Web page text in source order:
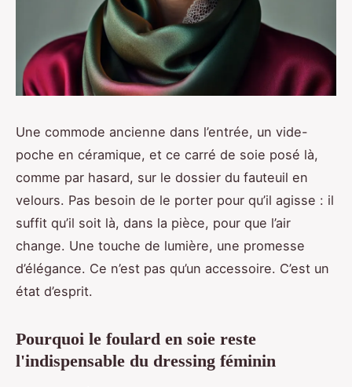
Une commode ancienne dans l’entrée, un vide-
poche en céramique, et ce carré de soie posé là,
comme par hasard, sur le dossier du fauteuil en
velours. Pas besoin de le porter pour qu’il agisse : il
suffit qu’il soit là, dans la pièce, pour que l’air
change. Une touche de lumière, une promesse
d’élégance. Ce n’est pas qu’un accessoire. C’est un
état d’esprit.
Pourquoi le foulard en soie reste
l'indispensable du dressing féminin